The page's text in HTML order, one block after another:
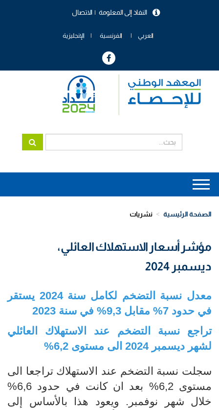
الاتصال النفاذ إلى المعلومة
العربي الفرنسية الإنجليزية
Main
navigation
الصفحة الرئيسية نشريات
مؤشر أسعار الاستهلاك العائلي،
ديسمبر 2024
معدل نسبة التضخم لكامل سنة 2024 يستقر
في حدود 7% مقابل 9,3% في سنة 2023
تراجع نسبة التضخم عند الاستهلاك العائلي
لشهر ديسمبر 2024 الى مستوى 6,2%
سجلت نسبة التضخم عند الاستهلاك تراجعا الى
مستوى 6,2% بعد ان كانت في حدود 6,6%
خلال شهر نوفمبر. ويعود هذا بالأساس إلى